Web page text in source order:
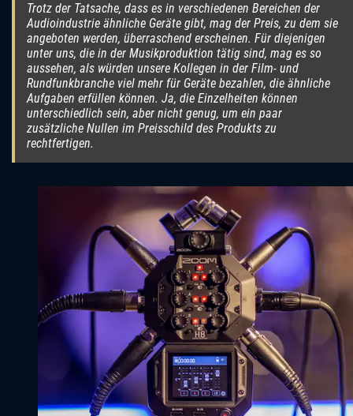
Trotz der Tatsache, dass es in verschiedenen Bereichen der
Audioindustrie ähnliche Geräte gibt, mag der Preis, zu dem sie
angeboten werden, überraschend erscheinen. Für diejenigen
unter uns, die in der Musikproduktion tätig sind, mag es so
aussehen, als würden unsere Kollegen in der Film- und
Rundfunkbranche viel mehr für Geräte bezahlen, die ähnliche
Aufgaben erfüllen können. Ja, die Einzelheiten können
unterschiedlich sein, aber nicht genug, um ein paar
zusätzliche Nullen im Preisschild des Produkts zu
rechtfertigen.